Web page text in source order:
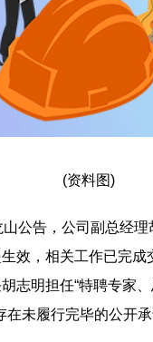
(资料图)
公告，公司副总经
效，相关工作已完
志明担任“特聘专家
未履行完毕的公开承